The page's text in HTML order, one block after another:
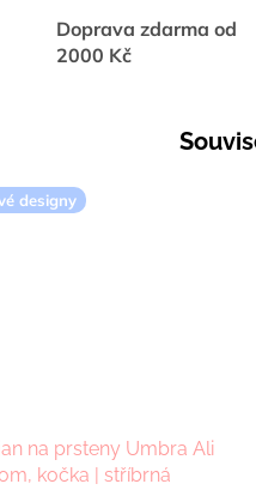
Doprava zdarma od
2000 Kč
designy
na prsteny Umbra Ali
kočka | stříbrná